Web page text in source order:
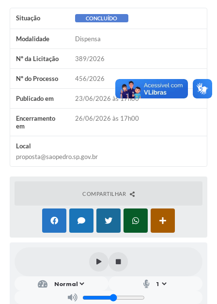
Editais
Formulários
Ouvidoria
SIC
Conselhos Municipais
Telefones Úteis
Links úteis
Contato
Situação CONCLUÍDO
Modalidade Dispensa
Nº da Licitação 389/2026
Nº do Processo 456/2026
Publicado em 23/06/2026 às 17h00
Encerramento
em
26/06/2026 às 17h00
Local
proposta@saopedro.sp.gov.br
COMPARTILHAR